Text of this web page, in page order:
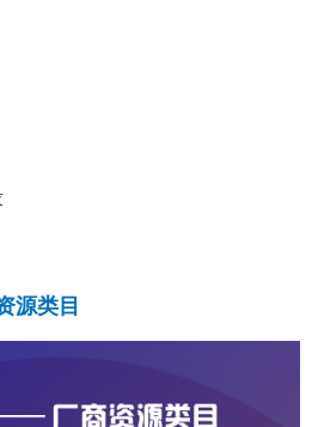
源类目